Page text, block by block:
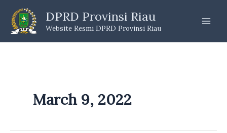
content
DPRD Provinsi Riau
Website Resmi DPRD Provinsi Riau
March 9, 2022